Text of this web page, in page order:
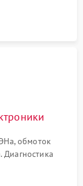
помпе.
обмоток
Диагностика
мутности,
управления.